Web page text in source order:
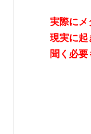
実際にメ
現実に起
聞く必要